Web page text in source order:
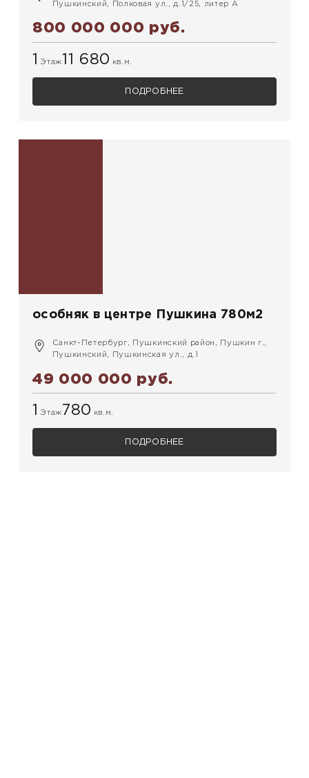
Пушкинский, Полковая ул., д.1/25, литер А
800 000 000 руб.
Этаж 11 680 кв.м.
ПОДРОБНЕЕ
особняк в центре Пушкина 780м2
Санкт-Петербург, Пушкинский район, Пушкин г.,
Пушкинский, Пушкинская ул., д.1
49 000 000 руб.
Этаж 780 кв.м.
ПОДРОБНЕЕ